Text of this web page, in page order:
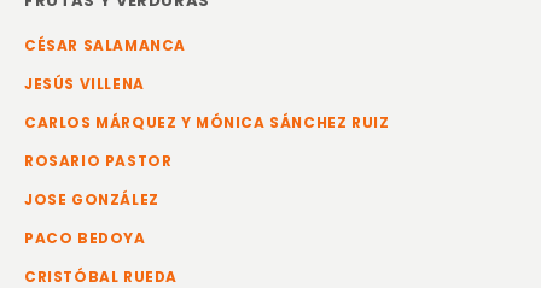
CÉSAR SALAMANCA
JESÚS VILLENA
CARLOS MÁRQUEZ Y MÓNICA SÁNCHEZ RUIZ
ROSARIO PASTOR
JOSE GONZÁLEZ
PACO BEDOYA
CRISTÓBAL RUEDA